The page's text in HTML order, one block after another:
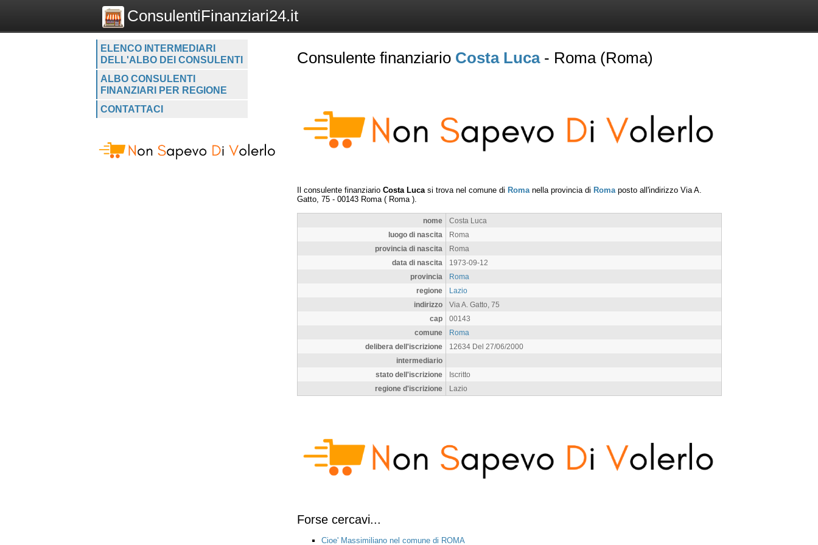
ConsulentiFinanziari24.it
ELENCO INTERMEDIARI
DELL'ALBO DEI CONSULENTI
ALBO CONSULENTI
FINANZIARI PER REGIONE
CONTATTACI
Consulente finanziario Costa Luca- Roma (Roma)
Il consulente finanziario Costa Luca si trova nel comune di Roma nella provincia di Roma posto all'indirizzo Via A.
Gatto, 75 - 00143 Roma ( Roma ).
nome
Costa Luca
luogo di nascita
Roma
provincia di nascita
Roma
data di nascita
1973-09-12
provincia
Roma
regione
Lazio
indirizzo
Via A. Gatto, 75
cap
00143
comune
Roma
delibera dell'iscrizione
12634 Del 27/06/2000
intermediario
stato dell'iscrizione
Iscritto
regione d'iscrizione
Lazio
Forse cercavi...
Cioe' Massimiliano nel comune di ROMA